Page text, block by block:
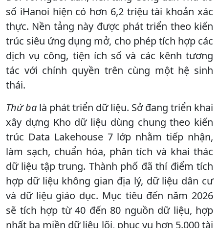
số iHanoi hiện có hơn 6,2 triệu tài khoản xác
thực. Nền tảng này được phát triển theo kiến
trúc siêu ứng dụng mở, cho phép tích hợp các
dịch vụ công, tiện ích số và các kênh tương
tác với chính quyền trên cùng một hệ sinh
thái.
Thứ ba là phát triển dữ liệu. Sở đang triển khai
xây dựng Kho dữ liệu dùng chung theo kiến
trúc Data Lakehouse 7 lớp nhằm tiếp nhận,
làm sạch, chuẩn hóa, phân tích và khai thác
dữ liệu tập trung. Thành phố đã thí điểm tích
hợp dữ liệu không gian địa lý, dữ liệu dân cư
và dữ liệu giáo dục. Mục tiêu đến năm 2026
sẽ tích hợp từ 40 đến 80 nguồn dữ liệu, hợp
nhất ba miền dữ liệu lõi, phục vụ hơn 5.000 tài